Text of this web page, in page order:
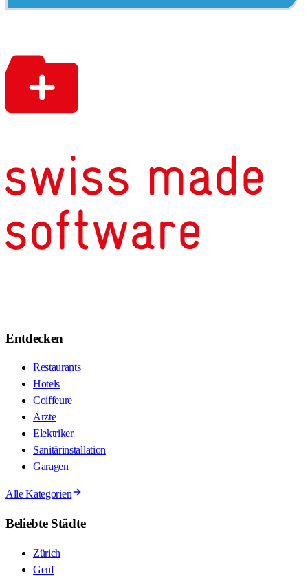
Entdecken
Restaurants
Hotels
Coiffeure
Ärzte
Elektriker
Sanitärinstallation
Garagen
Alle Kategorien
Beliebte Städte
Zürich
Genf